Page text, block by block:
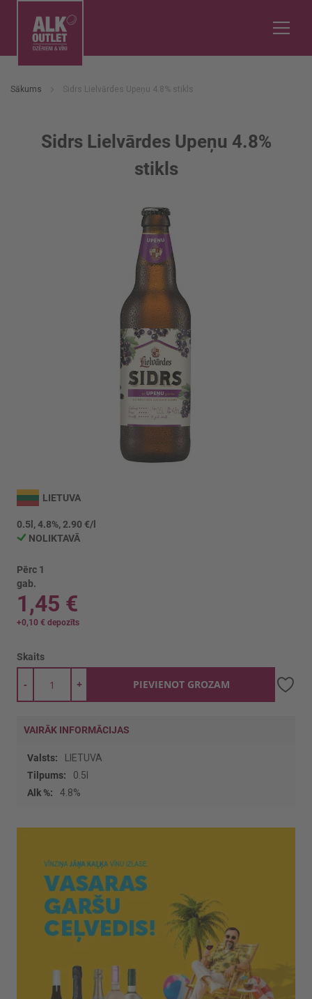
Sākums Sidrs Lielvārdes Upeņu 4.8% stikls
Sidrs Lielvārdes Upeņu 4.8%
stikls
uz
galerijas
sākumu
LIETUVA
0.5l, 4.8%, 2.90 €/l
NOLIKTAVĀ
Pērc 1
gab.
1,45 €
+0,10 € depozīts
Skaits
+
- PIEVIENOT GROZAM
VAIRĀK INFORMĀCIJAS
Vairāk
informācijas
LIETUVA
0.5l
4.8%